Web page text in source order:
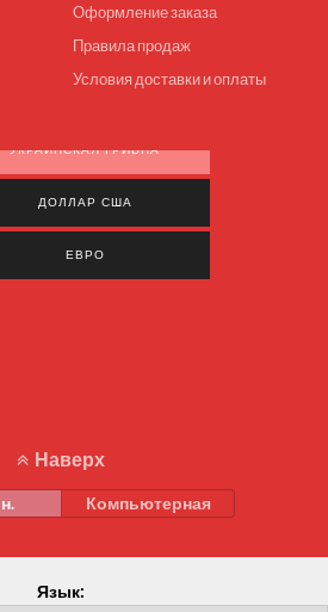
Оформление заказа
Правила продаж
Условия доставки и оплаты
УКРАИНСКАЯ ГРИВНА
ДОЛЛАР США
ЕВРО
Наверх
Компьютерная
Язык: